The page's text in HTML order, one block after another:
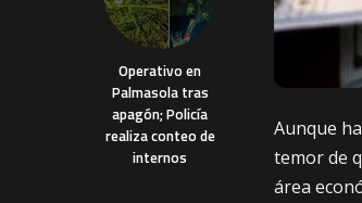
Operativo en
Palmasola tras
apagón; Policía
realiza conteo de
internos
Aunque
temor de
área